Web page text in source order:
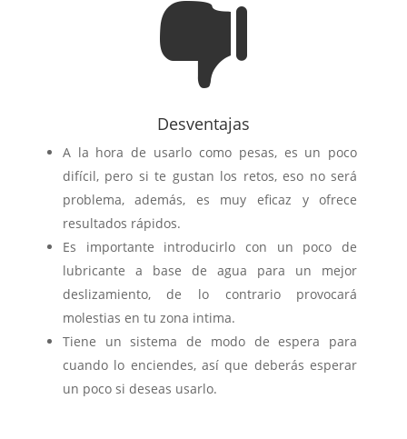

Desventajas
A la hora de usarlo como pesas, es un poco
difícil, pero si te gustan los retos, eso no será
problema, además, es muy eficaz y ofrece
resultados rápidos.
Es importante introducirlo con un poco de
lubricante a base de agua para un mejor
deslizamiento, de lo contrario provocará
molestias en tu zona intima.
Tiene un sistema de modo de espera para
cuando lo enciendes, así que deberás esperar
un poco si deseas usarlo.